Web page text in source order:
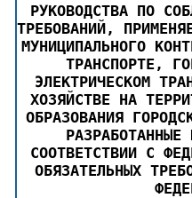
РУКОВОДСТВА ПО
ТРЕБОВАНИЙ,
МУНИЦИПАЛЬНОГО
ТРАНСПОРТЕ,
ЭЛЕКТРИЧЕСКОМ
ХОЗЯЙСТВЕ НА
ОБРАЗОВАНИЯ
СООТВЕТСТВИИ С
ОБЯЗАТЕЛЬНЫХ